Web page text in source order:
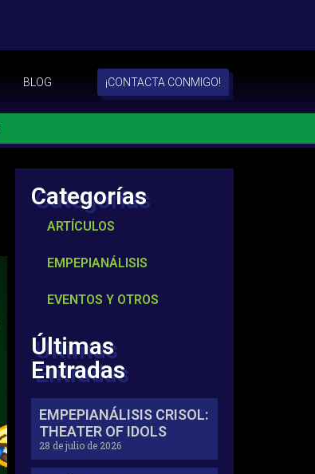
BLOG ¡CONTACTA CONMIGO!
Categorías
ARTÍCULOS
EMPEPIANÁLISIS
EVENTOS Y OTROS
Últimas
Entradas
EMPEPIANÁLISIS CRISOL:
THEATER OF IDOLS
28 de julio de 2026